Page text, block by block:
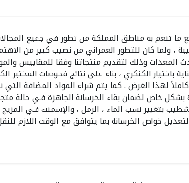
تنعم به مناطق المملكة من تطور في جميع
، ولما كان للتطور العمراني من نصيب كبير من
المعدات وذلك لتقديم منتجاتنا وفقا للمقاييس
باختيار الكنكري ، بناء على نتائج فحوصات المختبر
لهذا الغرض . كما يتم شراء المواد المضافة
بشكل خاص لضمان بقاء الخرسانة الجاهزة فـي حالة
بتغيير نسب الماء ، الرمل ، والإسمنت فـي
خواص الخرسانة بما يتوافق مع الوقت اللازم